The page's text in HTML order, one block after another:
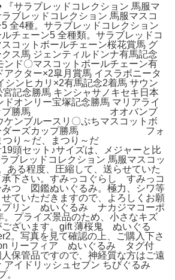
『サラブレッドコレクション 馬服マ
ブレッドコレクション 馬服マスコ
全4種。サラブレッドコレクション
チェーン5 全種類。サラブレッドコ
コットボールチェーン桜花賞馬 グ
ス馬 ジェンティルドンナ有馬記念
ンド〇マスコットボールチェーン有
アクター×2皐月賞馬 イスラボニータ
シンヒカリ×2有馬記念2着馬 サウン
記念勝馬 キンシャサノキセキ日本
ドオンリー宝塚記念勝馬 マリアライ
カップ勝馬 オオバンブ
ケンブルースリ〇ぷちマスコットボ
リーダーズカップ勝馬 フォ
×2まつり～だ、まつり～だ
頭セット♪サイズは、メジャーと比
ブレッドコレクション 馬服マスコッ
ある程度、圧縮して、送らせていた
承下さい。すみっコぐらし すみっコ
つ 図鑑ぬいぐるみ。極力、シワ等
ていただきますので、よろしくお願
プリン ぬいぐるみ ナカジマコーポ
プライズ景品のため、小さなキズ
ございます。gift 薄桜鬼 ぬいぐる
写真を見て確認の上、ご購入下さ
リーフィア ぬいぐるみ タグ付
保管品ですので、神経質な方はご遠
アイドリッシュセブン ちびぐるみ
。